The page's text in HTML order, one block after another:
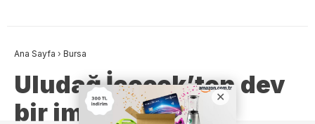
Ana Sayfa › Bursa
Uludağ İçecek’ten dev
bir imza daha!